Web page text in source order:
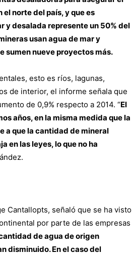
norte del país, y que es
y desalada represente un 50% del
usan agua de mar y
sumen nueve proyectos más.
esto es ríos, lagunas,
de interior, el informe señala que
de 0,9% respecto a 2014. “El
años, en la misma medida que la
a que la cantidad de mineral
en las leyes, lo que no ha
Cantallopts, señaló que se ha visto
por parte de las empresas
de agua de origen
disminuido. En el caso del